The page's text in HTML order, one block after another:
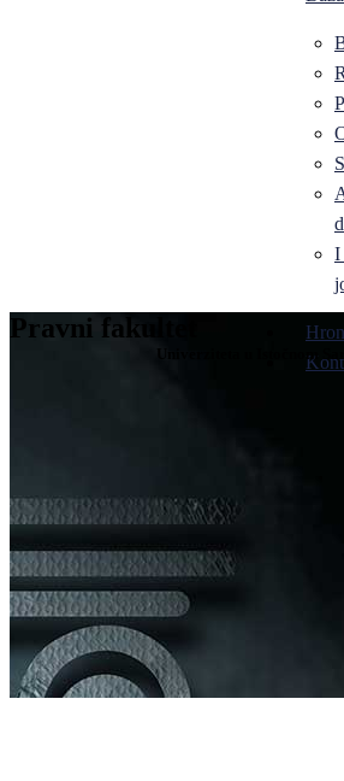
I
Pravni fakultet
Univerziteta u Istočnom